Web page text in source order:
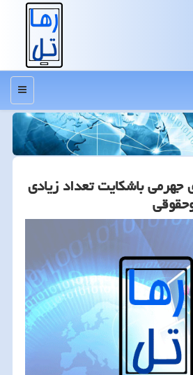
منو
جهرمی باشكایت تعداد زیادی